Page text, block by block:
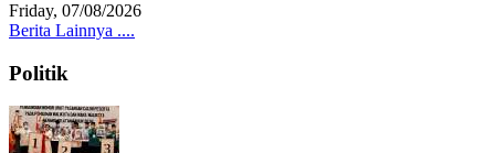
Friday, 07/08/2026
Berita Lainnya ....
Politik